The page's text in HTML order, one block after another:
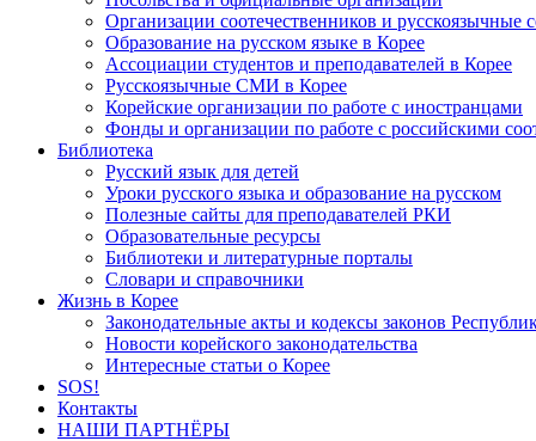
Организации соотечественников и русскоязычные
Образование на русском языке в Корее
Ассоциации студентов и преподавателей в Корее
Русскоязычные СМИ в Корее
Корейские организации по работе с иностранцами
Фонды и организации по работе с российскими
Библиотека
Русский язык для детей
Уроки русского языка и образование на русском
Полезные сайты для преподавателей РКИ
Образовательные ресурсы
Библиотеки и литературные порталы
Словари и справочники
Жизнь в Корее
Законодательные акты и кодексы законов
Новости корейского законодательства
Интересные статьи о Корее
SOS!
Контакты
НАШИ ПАРТНЁРЫ